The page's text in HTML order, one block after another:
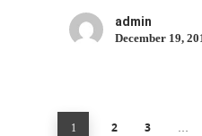
admin
December 19,
1 2 3 …